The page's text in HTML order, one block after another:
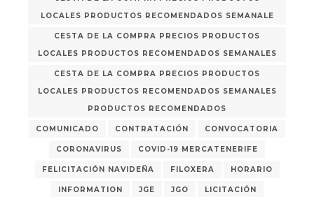
LOCALES PRODUCTOS RECOMENDADOS SEMANALE
CESTA DE LA COMPRA PRECIOS PRODUCTOS
LOCALES PRODUCTOS RECOMENDADOS SEMANALES
CESTA DE LA COMPRA PRECIOS PRODUCTOS
LOCALES PRODUCTOS RECOMENDADOS SEMANALES
PRODUCTOS RECOMENDADOS
COMUNICADO CONTRATACIÓN CONVOCATORIA
CORONAVIRUS COVID-19 MERCATENERIFE
FELICITACIÓN NAVIDEÑA FILOXERA HORARIO
INFORMATION JGE JGO LICITACIÓN